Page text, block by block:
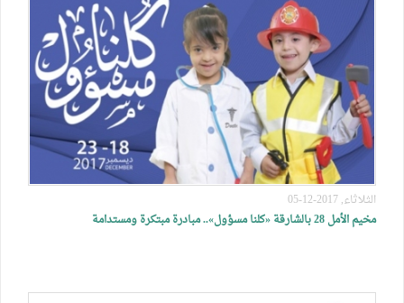
الثلاثاء, 2017-12-05
مخيم الأمل 28 بالشارقة «كلنا مسؤول».. مبادرة مبتكرة ومستدامة